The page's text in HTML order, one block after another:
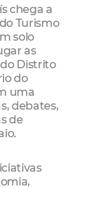
chega a
Turismo
solo
as
Distrito
do
uma
debates,
de